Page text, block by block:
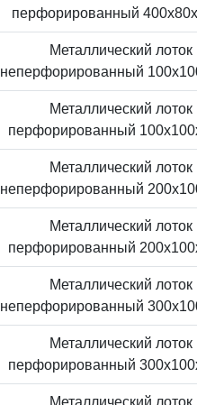
перфорированный
Металлический лоток
неперфорированный
Металлический лоток
перфорированный
Металлический лоток
неперфорированный
Металлический лоток
перфорированный
Металлический лоток
неперфорированный
Металлический лоток
перфорированный
Металлический лоток